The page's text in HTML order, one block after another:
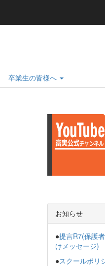
卒業生の皆様へ
お知らせ
●提言R7(保護
けメッセージ)
●スクールポリ